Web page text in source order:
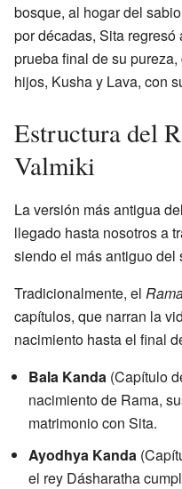
bosque, al hogar del
por décadas, Sita
prueba final de su
hijos, Kusha y Lava, con
Estructura del
Valmiki
La versión más antigua del
llegado hasta nosotros a
siendo el más antiguo del
Tradicionalmente, el
capítulos, que narran la
nacimiento hasta el final
Bala Kanda (Capítulo
nacimiento de Rama,
matrimonio con Sita.
Ayodhya Kanda
el rey Dásharatha